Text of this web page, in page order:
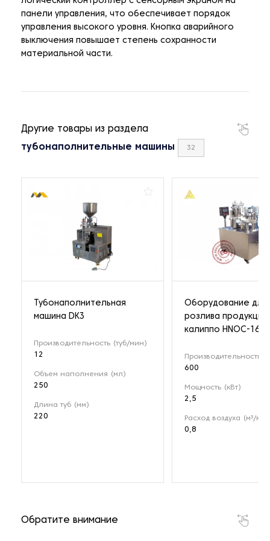
панели управления, что обеспечивает порядок
управления высокого уровня. Кнопка аварийного
выключения повышает степень сохранности
материальной части.
Другие товары из раздела
тубонаполнительные машины 32
Тубонаполнительная
машина DK3
Производительность (туб/мин)
12
Объем наполнения (мл)
250
Длина туб (мм)
220
Оборудование для
розлива продукции
калиппо HNOC-16-1
Производительность
600
Мощность (кВт)
2,5
Расход воздуха (м³/
0,8
Обратите внимание